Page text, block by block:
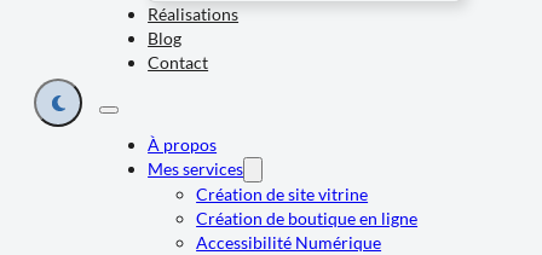
Réalisations
Blog
Contact
À propos
Mes services
Création de site vitrine
Création de boutique en ligne
Accessibilité Numérique